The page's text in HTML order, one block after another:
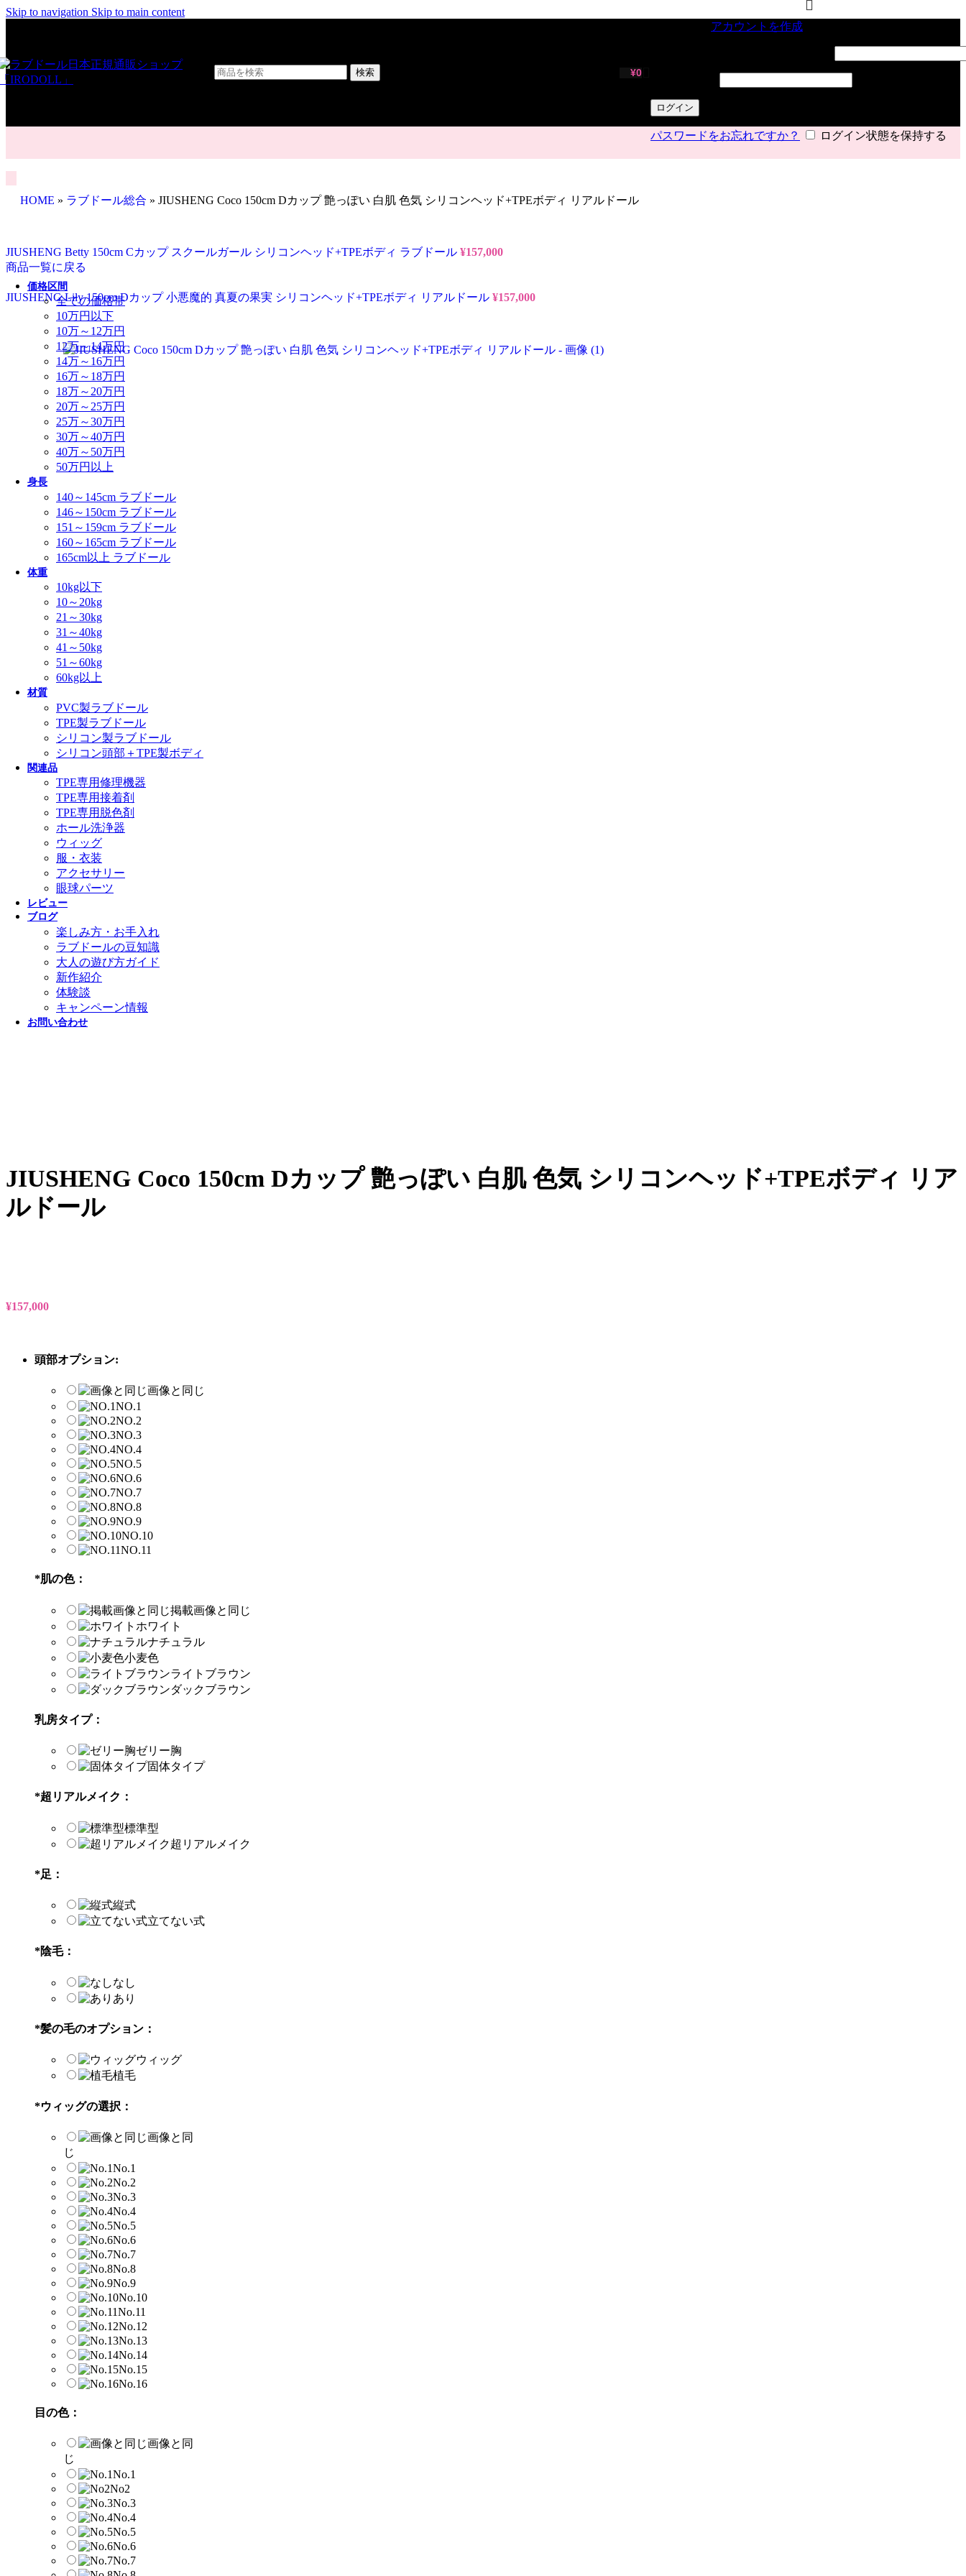
Skip to navigation Skip to main content
検索 ¥0
アカウントを作成
ログイン
パスワードをお忘れですか？ ログイン状態を保持する
価格区間
全ての価格帯
10万円以下
10万～12万円
12万～14万円
14万～16万円
16万～18万円
18万～20万円
20万～25万円
25万～30万円
30万～40万円
40万～50万円
50万円以上
身長
140～145cm ラブドール
146～150cm ラブドール
151～159cm ラブドール
160～165cm ラブドール
165cm以上 ラブドール
体重
10kg以下
10～20kg
21～30kg
31～40kg
41～50kg
51～60kg
60kg以上
材質
PVC製ラブドール
TPE製ラブドール
シリコン製ラブドール
シリコン頭部＋TPE製ボディ
関連品
TPE専用修理機器
TPE専用接着剤
TPE専用脱色剤
ホール洗浄器
ウィッグ
服・衣装
アクセサリー
眼球パーツ
レビュー
ブログ
楽しみ方・お手入れ
ラブドールの豆知識
大人の遊び方ガイド
新作紹介
体験談
キャンペーン情報
お問い合わせ
HOME » ラブドール総合 » JIUSHENG Coco 150cm Dカップ 艶っぽい 白肌 色気 シリコンヘッド+TPEボディ リアルドール
JIUSHENG Betty 150cm Cカップ スクールガール シリコンヘッド+TPEボディ ラブドール ¥157,000
商品一覧に戻る
JIUSHENG Lily 150cm Dカップ 小悪魔的 真夏の果実 シリコンヘッド+TPEボディ リアルドール ¥157,000
JIUSHENG Coco 150cm Dカップ 艶っぽい 白肌 色気 シリコンヘッド+TPEボディ リア
ルドール
¥157,000
頭部オプション:
画像と同じ
NO.1
NO.2
NO.3
NO.4
NO.5
NO.6
NO.7
NO.8
NO.9
NO.10
NO.11
*肌の色：
掲載画像と同じ
ホワイト
ナチュラル
小麦色
ライトブラウン
ダックブラウン
乳房タイプ：
ゼリー胸
固体タイプ
*超リアルメイク：
標準型
超リアルメイク
*足：
縦式
立てない式
*陰毛：
なし
あり
*髪の毛のオプション：
ウィッグ
植毛
*ウィッグの選択：
画像と同
じ
No.1
No.2
No.3
No.4
No.5
No.6
No.7
No.8
No.9
No.10
No.11
No.12
No.13
No.14
No.15
No.16
目の色：
画像と同
じ
No.1
No2
No.3
No.4
No.5
No.6
No.7